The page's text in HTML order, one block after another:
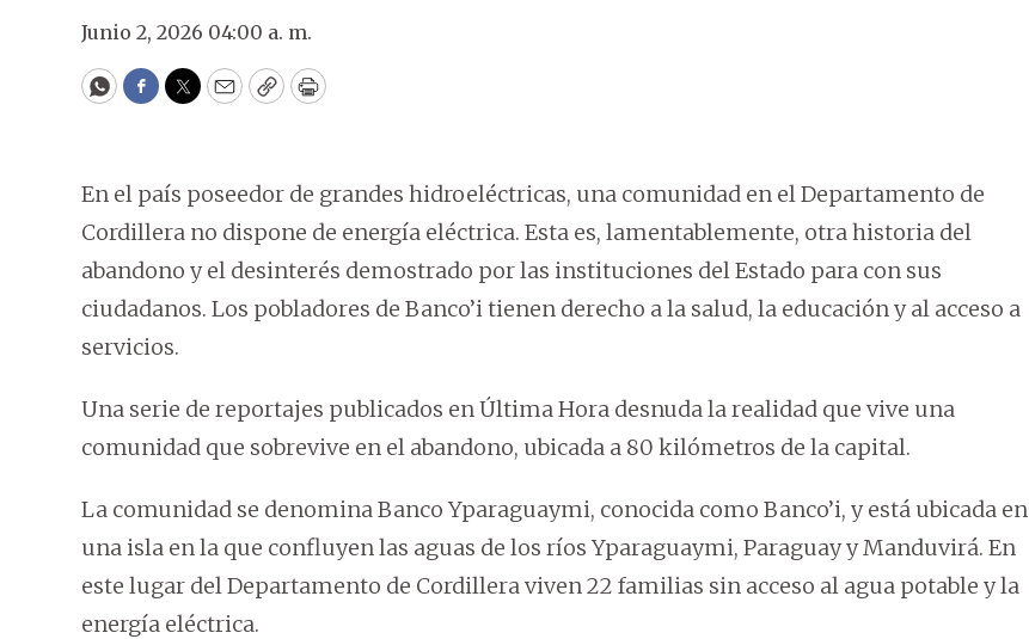
Junio 2, 2026 04:00 a. m.
WhatsApp
Facebook
Twitter
EmailCopyPrint
En el país poseedor de grandes hidroeléctricas, una comunidad en el Departamento de
Cordillera no dispone de energía eléctrica. Esta es, lamentablemente, otra historia del
abandono y el desinterés demostrado por las instituciones del Estado para con sus
ciudadanos. Los pobladores de Banco’i tienen derecho a la salud, la educación y al acceso a
servicios.
Una serie de reportajes publicados en Última Hora desnuda la realidad que vive una
comunidad que sobrevive en el abandono, ubicada a 80 kilómetros de la capital.
La comunidad se denomina Banco Yparaguaymi, conocida como Banco’i, y está ubicada en
una isla en la que confluyen las aguas de los ríos Yparaguaymi, Paraguay y Manduvirá. En
este lugar del Departamento de Cordillera viven 22 familias sin acceso al agua potable y la
energía eléctrica.